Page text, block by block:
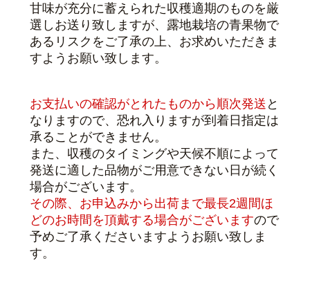
甘味が充分に蓄えられた収穫適期のものを厳
選しお送り致しますが、露地栽培の青果物で
あるリスクをご了承の上、お求めいただきま
すようお願い致します。
お支払いの確認がとれたものから順次発送 と
なりますので、恐れ入りますが到着日指定は
承ることができません。
また、収穫のタイミングや天候不順によって
発送に適した品物がご用意できない日が続く
場合がございます。
その際、お申込みから出荷まで最長2週間ほ
どのお時間を頂戴する場合がございますので
予めご了承くださいますよう お願い致しま
す。